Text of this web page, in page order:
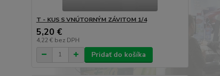
T - KUS S VNÚTORNÝM ZÁVITOM 1/4
5,20 €
4,22 € bez DPH
Pridať do košíka